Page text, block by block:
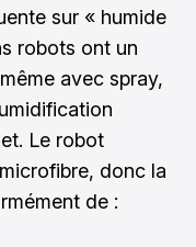
sur « humide
robots ont un
avec spray,
Le robot
donc la
de :